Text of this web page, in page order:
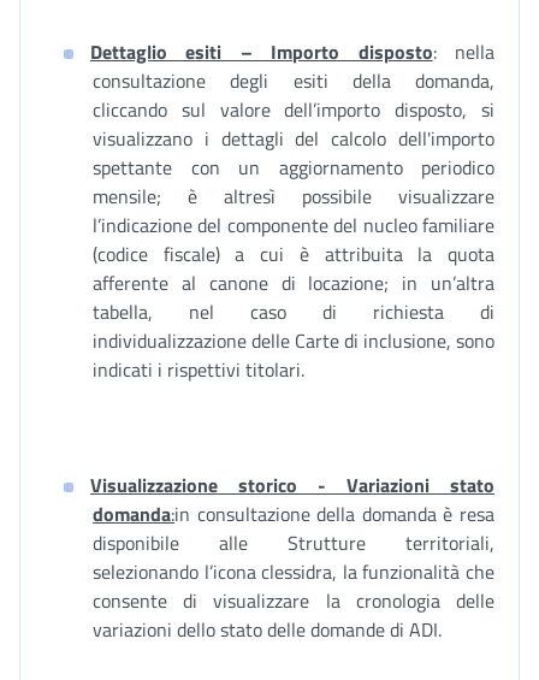
Dettaglio esiti – Importo disposto: nella
consultazione degli esiti della domanda,
cliccando sul valore dell’importo disposto, si
visualizzano i dettagli del calcolo dell'importo
spettante con un aggiornamento periodico
mensile; è altresì possibile visualizzare
l’indicazione del componente del nucleo familiare
(codice fiscale) a cui è attribuita la quota
afferente al canone di locazione; in un’altra
tabella, nel caso di richiesta di
individualizzazione delle Carte di inclusione, sono
indicati i rispettivi titolari.
Visualizzazione storico - Variazioni stato
domanda:in consultazione della domanda è resa
disponibile alle Strutture territoriali,
selezionando l’icona clessidra, la funzionalità che
consente di visualizzare la cronologia delle
variazioni dello stato delle domande di ADI.